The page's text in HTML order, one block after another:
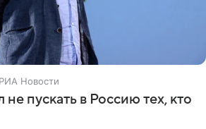
Новости
не пускать в Россию тех, кто